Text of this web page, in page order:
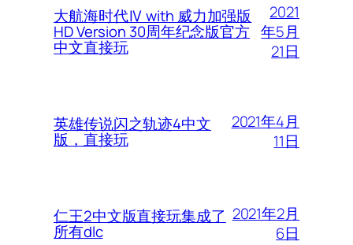
大航海时代Ⅳ with 威力加强版
HD Version 30周年纪念版官方
中文直接玩
2021
年5月
21日
英雄传说闪之轨迹4中文
版，直接玩
2021年4月
11日
仁王2中文版直接玩集成了
所有dlc
2021年2月
6日